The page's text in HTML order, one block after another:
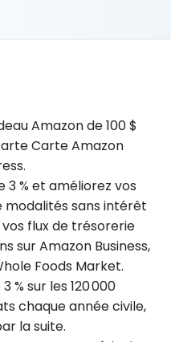
Amazon de 100 $
Carte Amazon
3 % et améliorez vos
modalités sans intérêt
flux de trésorerie
sur Amazon Business,
Foods Market.
% sur les 120 000
chaque année civile,
la suite.